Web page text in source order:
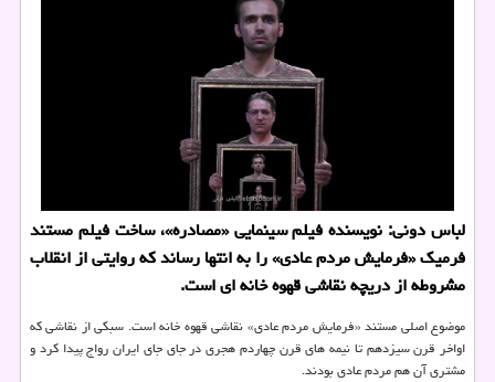
لباس دونی: نویسنده فیلم سینمایی «مصادره»، ساخت فیلم مستند
فرمیك «فرمایش مردم عادی» را به انتها رساند كه روایتی از انقلاب
مشروطه از دریچه نقاشی قهوه خانه ای است.
موضوع اصلی مستند «فرمایش مردم عادی» نقاشی قهوه خانه است. سبكی از نقاشی كه
اواخر قرن سیزدهم تا نیمه های قرن چهاردم هجری در جای جای ایران رواج پیدا كرد و
مشتری آن هم مردم عادی بودند.